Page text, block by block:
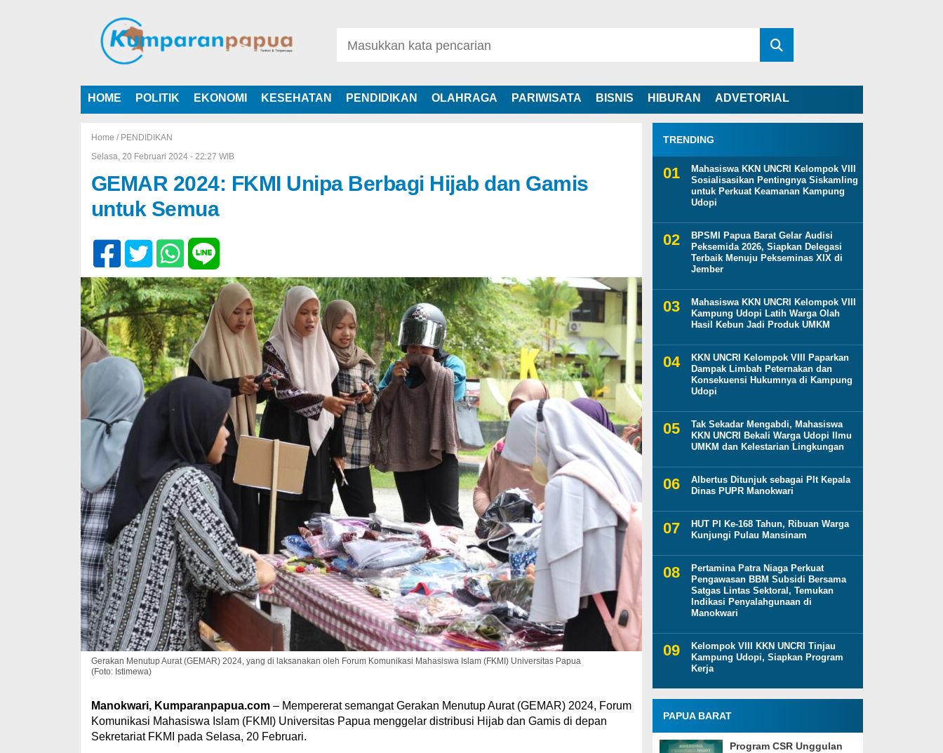
HOME POLITIK EKONOMI KESEHATAN PENDIDIKAN OLAHRAGA PARIWISATA BISNIS HIBURAN ADVETORIAL
Home / PENDIDIKAN
Selasa, 20 Februari 2024 - 22:27 WIB
GEMAR 2024: FKMI Unipa Berbagi Hijab dan Gamis
untuk Semua
Gerakan Menutup Aurat (GEMAR) 2024, yang di laksanakan oleh Forum Komunikasi Mahasiswa Islam (FKMI) Universitas Papua
(Foto: Istimewa)
Manokwari, Kumparanpapua.com– Mempererat semangat Gerakan Menutup Aurat (GEMAR) 2024, Forum
Komunikasi Mahasiswa Islam (FKMI) Universitas Papua menggelar distribusi Hijab dan Gamis di depan
Sekretariat FKMI pada Selasa, 20 Februari.
TRENDING
Mahasiswa KKN UNCRI Kelompok VIII
Sosialisasikan Pentingnya Siskamling
untuk Perkuat Keamanan Kampung
Udopi
BPSMI Papua Barat Gelar Audisi
Peksemida 2026, Siapkan Delegasi
Terbaik Menuju Pekseminas XIX di
Jember
Mahasiswa KKN UNCRI Kelompok VIII
Kampung Udopi Latih Warga Olah
Hasil Kebun Jadi Produk UMKM
KKN UNCRI Kelompok VIII Paparkan
Dampak Limbah Peternakan dan
Konsekuensi Hukumnya di Kampung
Udopi
Tak Sekadar Mengabdi, Mahasiswa
KKN UNCRI Bekali Warga Udopi Ilmu
UMKM dan Kelestarian Lingkungan
Albertus Ditunjuk sebagai Plt Kepala
Dinas PUPR Manokwari
HUT PI Ke-168 Tahun, Ribuan Warga
Kunjungi Pulau Mansinam
Pertamina Patra Niaga Perkuat
Pengawasan BBM Subsidi Bersama
Satgas Lintas Sektoral, Temukan
Indikasi Penyalahgunaan di
Manokwari
Kelompok VIII KKN UNCRI Tinjau
Kampung Udopi, Siapkan Program
Kerja
PAPUA BARAT
Program CSR Unggulan